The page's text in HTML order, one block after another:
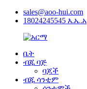
sales@aoo-hui.com
18024245545 እ.ኤ.አ
ቤት
ብጁ ባጅ
ባጆች
ብጁ ሳንቲም